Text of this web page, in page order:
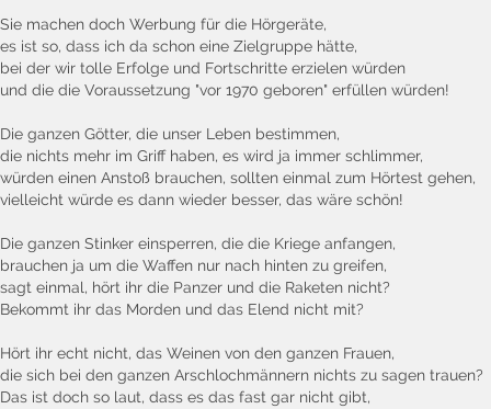
Sie machen doch Werbung für die Hörgeräte,
es ist so, dass ich da schon eine Zielgruppe hätte,
bei der wir tolle Erfolge und Fortschritte erzielen würden
und die die Voraussetzung "vor 1970 geboren" erfüllen würden!
Die ganzen Götter, die unser Leben bestimmen,
die nichts mehr im Griff haben, es wird ja immer schlimmer,
würden einen Anstoß brauchen, sollten einmal zum Hörtest gehen,
vielleicht würde es dann wieder besser, das wäre schön!
Die ganzen Stinker einsperren, die die Kriege anfangen,
brauchen ja um die Waffen nur nach hinten zu greifen,
sagt einmal, hört ihr die Panzer und die Raketen nicht?
Bekommt ihr das Morden und das Elend nicht mit?
Hört ihr echt nicht, das Weinen von den ganzen Frauen,
die sich bei den ganzen Arschlochmännern nichts zu sagen trauen?
Das ist doch so laut, dass es das fast gar nicht gibt,